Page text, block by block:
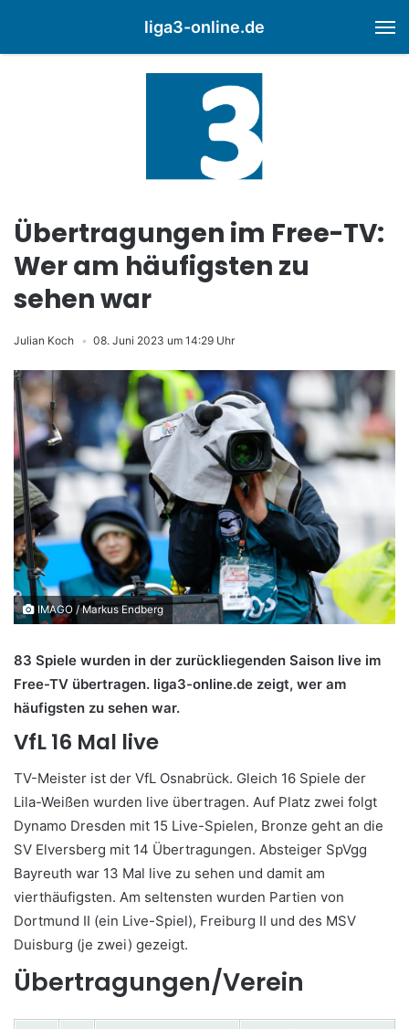
liga3-online.de
Übertragungen im Free-TV:
Wer am häufigsten zu
sehen war
Julian Koch 08. Juni 2023 um 14:29 Uhr
IMAGO / Markus Endberg
83 Spiele wurden in der zurückliegenden Saison live im
Free-TV übertragen. liga3-online.de zeigt, wer am
häufigsten zu sehen war.
VfL 16 Mal live
TV-Meister ist der VfL Osnabrück. Gleich 16 Spiele der
Lila-Weißen wurden live übertragen. Auf Platz zwei folgt
Dynamo Dresden mit 15 Live-Spielen, Bronze geht an die
SV Elversberg mit 14 Übertragungen. Absteiger SpVgg
Bayreuth war 13 Mal live zu sehen und damit am
vierthäufigsten. Am seltensten wurden Partien von
Dortmund II (ein Live-Spiel), Freiburg II und des MSV
Duisburg (je zwei) gezeigt.
Übertragungen/Verein